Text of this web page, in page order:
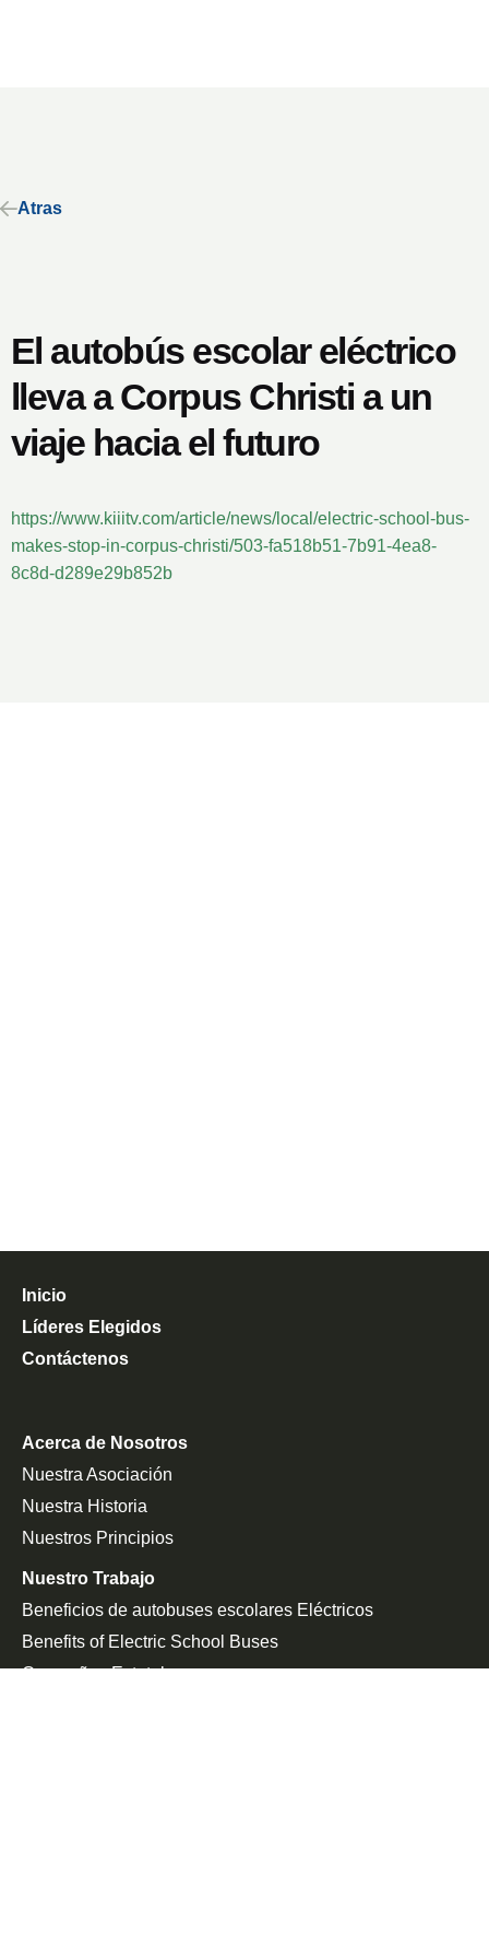
Atras
El autobús escolar eléctrico
lleva a Corpus Christi a un
viaje hacia el futuro
https://www.kiiitv.com/article/news/local/electric-school-bus-
makes-stop-in-corpus-christi/503-fa518b51-7b91-4ea8-
8c8d-d289e29b852b
Inicio
Líderes Elegidos
Contáctenos
Acerca de Nosotros
Nuestra Asociación
Nuestra Historia
Nuestros Principios
Nuestro Trabajo
Beneficios de autobuses escolares Eléctricos
Benefits of Electric School Buses
Campañas Estatales